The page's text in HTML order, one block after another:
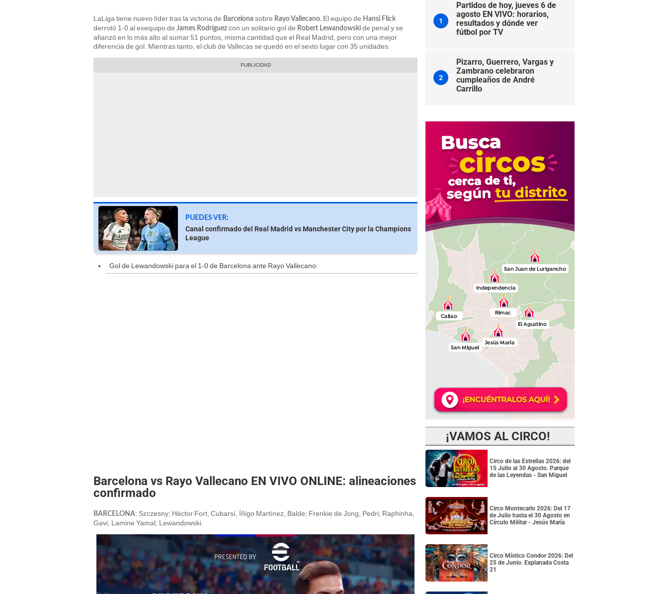
LaLiga tiene nuevo líder tras la victoria de Barcelona sobre Rayo Vallecano. El equipo de Hansi Flick
derrotó 1-0 al exequipo de James Rodríguez con un solitario gol de Robert Lewandowski de penal y se
afianzó en lo más alto al sumar 51 puntos, misma cantidad que el Real Madrid, pero con una mejor
diferencia de gol. Mientras tanto, el club de Vallecas se quedó en el sexto lugar con 35 unidades.
PUEDES VER:
Canal confirmado del Real Madrid vs Manchester City por la Champions
League
Gol de Lewandowski para el 1-0 de Barcelona ante Rayo Vallecano:
Barcelona vs Rayo Vallecano EN VIVO ONLINE: alineaciones
confirmado
BARCELONA: Szczesny; Héctor Fort, Cubarsí, Íñigo Martínez, Balde; Frenkie de Jong, Pedri; Raphinha,
Gavi, Lamine Yamal; Lewandowski.
1
Partidos de hoy, jueves 6 de
agosto EN VIVO: horarios,
resultados y dónde ver
fútbol por TV
2
Pizarro, Guerrero, Vargas y
Zambrano celebraron
cumpleaños de André
Carrillo
¡VAMOS AL CIRCO!
Circo de las Estrellas 2026: del
15 Julio al 30 Agosto. Parque
de las Leyendas - San Miguel
Circo Montecarlo 2026: Del 17
de Julio hasta el 30 Agosto en
Círculo Militar - Jesús María
Circo Místico Condor 2026: Del
25 de Junio. Explanada Costa
21